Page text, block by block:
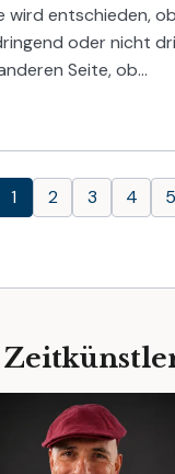
wird entschieden,
oder nicht
Seite, ob…
1 2 3 4 5